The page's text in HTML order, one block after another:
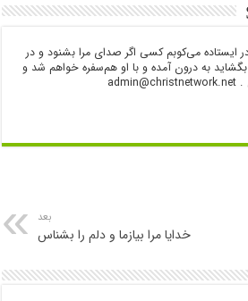
ایستاده می‌کوبم کسی اگر صدای مرا بشنود و در
بگشاید به درون آمده و با او هم‌سفره خواهم شد و
.
admin@christnetwork.net
بعد
خدایا مرا بیازما و دلم را بشناس